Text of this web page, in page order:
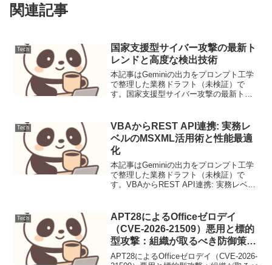
関連記事
Tech
国家支援型サイバー攻撃の最新ト
レンドと高度な検出技術
本記事はGeminiの出力をプロンプト工学
で整理した業務ドラフト（未検証）で
す。国家支援型サイバー攻撃の最新トレ
度、洗練度、そして破壊的な潜在性にお
いて著しい進化を遂げて...
Tech
VBAからREST API連携: 実務レ
ベルのMSXML活用術と性能最適
化
本記事はGeminiの出力をプロンプト工学
で整理した業務ドラフト（未検証）で
す。VBAからREST API連携: 実務レベル
築されたOfficeアプリケーション（...
Tech
APT28によるOfficeゼロデイ
（CVE-2026-21509）悪用と標的
型攻撃：組織が取るべき防御策と
検知エンジニアリング
APT28によるOfficeゼロデイ（CVE-2026-